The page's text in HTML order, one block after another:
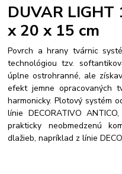
DUVAR
x 20 x 15 cm
Povrch a hrany tvárnic
technológiou tzv.
úplne ostrohranné, ale
efekt jemne opracovaných
harmonicky. Plotový systém
línie DECORATIVO
prakticky neobmedzenú
dlažieb, napríklad z línie